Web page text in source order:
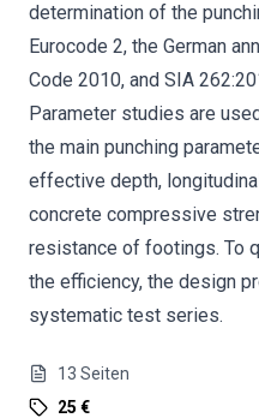
determination of the
Eurocode 2, the German
Code 2010, and SIA
Parameter studies are
the main punching
effective depth,
concrete compressive
resistance of footings. To
the efficiency, the design
systematic test series.
13 Seiten
25 €